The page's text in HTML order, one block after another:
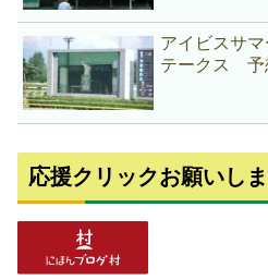
アイビスサ
テークス 予
応援クリックお願いしま